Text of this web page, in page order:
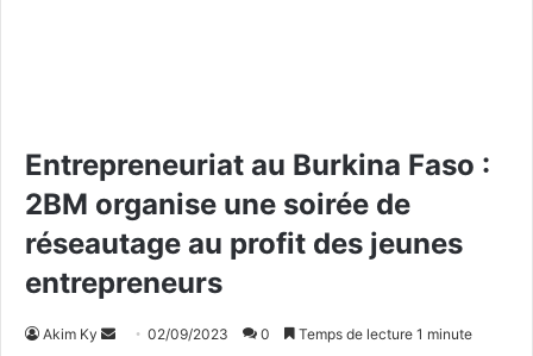
Entrepreneuriat au Burkina Faso :
2BM organise une soirée de
réseautage au profit des jeunes
entrepreneurs
Akim Ky 02/09/2023 0 Temps de lecture 1 minute